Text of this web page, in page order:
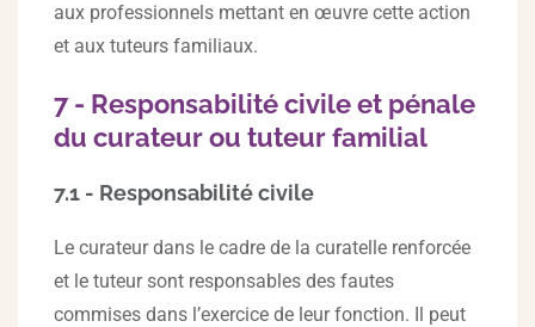
aux professionnels mettant en œuvre cette action
et aux tuteurs familiaux.
7 - Responsabilité civile et pénale
du curateur ou tuteur familial
7.1 - Responsabilité civile
Le curateur dans le cadre de la curatelle renforcée
et le tuteur sont responsables des fautes
commises dans l’exercice de leur fonction. Il peut